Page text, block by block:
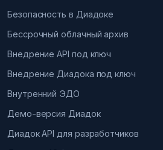
Безопасность в Диадоке
Бессрочный облачный архив
Внедрение API под ключ
Внедрение Диадока под ключ
Внутренний ЭДО
Демо-версия Диадок
Диадок API для разработчиков